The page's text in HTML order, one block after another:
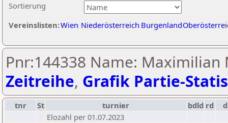
Sortierung
Vereinslisten:Wien Niederösterreich Burgenland
Pnr:144338 Name: Maximilian
Zeitreihe, Grafik Partie-
tnr St turnier bdld rd
Elozahl per 01.07.2023